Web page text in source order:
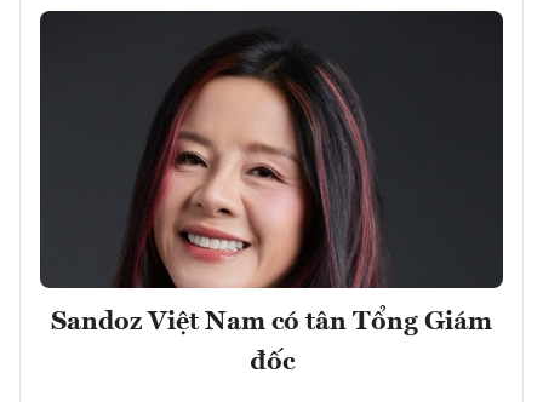
Sandoz Việt Nam có tân Tổng Giám
đốc